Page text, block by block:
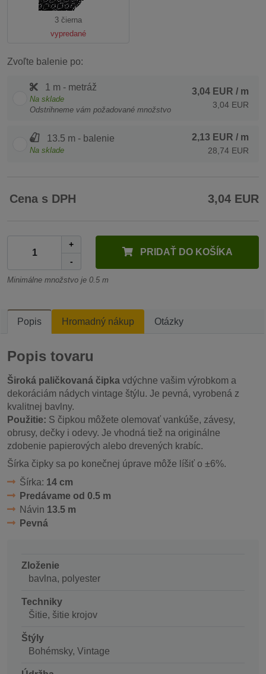
3 čierna
vypredané
Zvoľte balenie po:
1 m - metráž
Na sklade
Odstrihneme vám požadované množstvo
3,04 EUR / m
3,04 EUR
13.5 m - balenie
Na sklade
2,13 EUR / m
28,74 EUR
Cena s DPH 3,04 EUR
+
-
PRIDAŤ DO KOŠÍKA
Minimálne množstvo je 0.5 m
Popis Hromadný nákup Otázky
Popis tovaru
Široká paličkovaná čipka vdýchne vašim výrobkom a
dekoráciám nádych vintage štýlu. Je pevná, vyrobená z
kvalitnej bavlny.
Použitie: S čipkou môžete olemovať vankúše, závesy,
obrusy, dečky i odevy. Je vhodná tiež na originálne
zdobenie papierových alebo drevených krabíc.
Šírka čipky sa po konečnej úprave môže líšiť o ±6%.
Šírka: 14 cm
Predávame od 0.5 m
Návin 13.5 m
Pevná
Zloženie
bavlna, polyester
Techniky
Šitie, šitie krojov
Štýly
Bohémsky, Vintage